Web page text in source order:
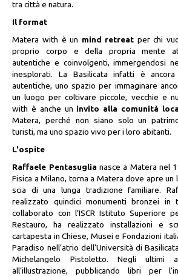
tra città e natura.
Il format
Matera with è un mind retreat per chi
proprio corpo e della propria mente
autentiche e coinvolgenti, immergendosi
inesplorati. La Basilicata infatti è
autentiche, uno spazio per immaginare
un luogo per coltivare piccole, vecchie e
with è anche un invito alla comunità
Matera, perché non siano solo un
turisti, ma uno spazio vivo per i loro abitanti.
L'ospite
Raffaele Pentasuglia nasce a Matera nel
Fisica a Milano, torna a Matera dove apre un
scia di una lunga tradizione familiare.
realizzato quindici monumenti bronzei in
collaborato con l’ISCR Istituto Superiore
Restauro, ha realizzato installazioni e
cartapesta in Chiese, Musei e Fondazioni
Paradiso nell’atrio dell’Università di
Michelangelo Pistoletto. Negli
all’illustrazione, pubblicando libri per